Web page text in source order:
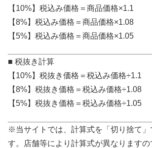
【10%】税込み価格＝商品価格×1.1
【8%】税込み価格＝商品価格×1.08
【5%】税込み価格＝商品価格×1.05
■ 税抜き計算
【10%】税抜き価格＝税込み価格÷1.1
【8%】税抜き価格＝税込み価格÷1.08
【5%】税抜き価格＝税込み価格÷1.05
※当サイトでは、計算式を「切り捨て」
す。店舗等により計算式が異なりますの